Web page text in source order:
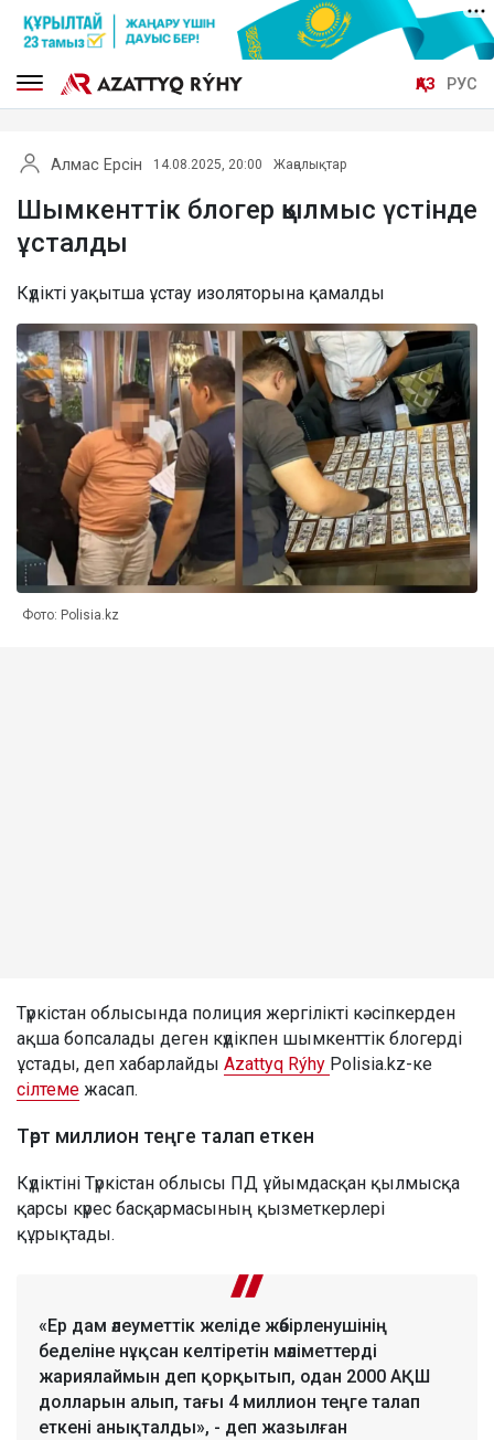
ҚАЗ РУС
Алмас Ерсін 14.08.2025, 20:00 Жаңалықтар
Шымкенттік блогер қылмыс үстінде
ұсталды
Күдікті уақытша ұстау изоляторына қамалды
Фото: Polisia.kz
Түркістан облысында полиция жергілікті кәсіпкерден
ақша бопсалады деген күдікпен шымкенттік блогерді
ұстады, деп хабарлайды Azattyq Rýhy Polisia.kz-ке
сілтеме жасап.
Төрт миллион теңге талап еткен
Күдіктіні Түркістан облысы ПД ұйымдасқан қылмысқа
қарсы күрес басқармасының қызметкерлері
құрықтады.
«Ер дам әлеуметтік желіде жәбірленушінің
беделіне нұқсан келтіретін мәліметтерді
жариялаймын деп қорқытып, одан 2000 АҚШ
долларын алып, тағы 4 миллион теңге талап
еткені анықталды», - деп жазылған